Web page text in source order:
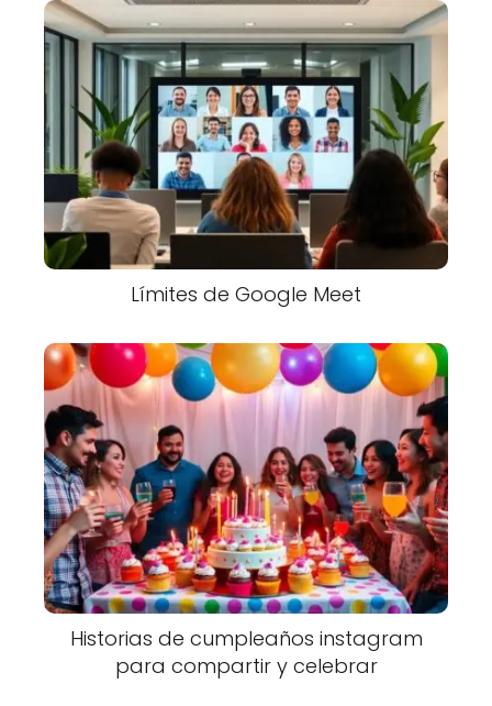
Límites de Google Meet
Historias de cumpleaños instagram
para compartir y celebrar